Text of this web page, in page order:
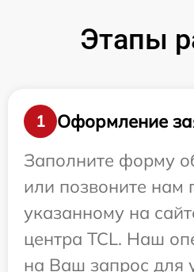
Этапы
1
Оформление
Заполните форму
или позвоните нам
указанному на
центра TCL. Наш
на Ваш запрос для